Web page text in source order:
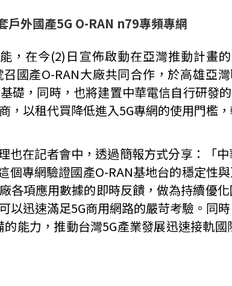
戶外國產5G O-RAN n79專頻專網
，在今(2)日宣佈啟動在亞灣推動計畫
國產O-RAN大廠共同合作，於高雄亞
礎，同時，也將建置中華電信自行研發
，以租代買降低進入5G專網的使用門檻
也在記者會中，透過簡報方式分享：「
個專網驗證國產O-RAN基地台的穩定性
各項應用數據的即時反饋，做為持續優
以迅速滿足5G商用網路的嚴苛考驗。同
能力，推動台灣5G產業發展迅速接軌